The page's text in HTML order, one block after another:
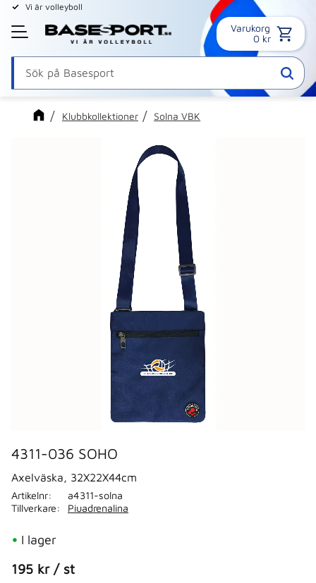
Meny
Vi är volleyboll
Varukorg
0 kr
Klubbkollektioner Solna VBK
4311-036 SOHO
Axelväska, 32X22X44cm
195 kr / st
I lager
Artikelnr
a4311-solna
Tillverkare
Piuadrenalina